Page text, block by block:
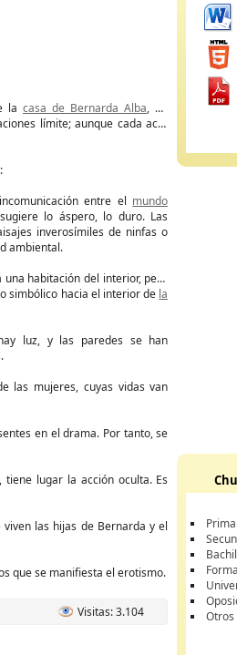
la casa de Bernarda Alba, un
límite; aunque cada acto
entre el mundo
lo áspero, lo duro. Las
inverosímiles de ninfas o
ambiental.
una habitación del interior, pero
simbólico hacia el interior de la
luz, y las paredes se han
las mujeres, cuyas vidas van
en el drama. Por tanto, se
lugar la acción oculta. Es
las hijas de Bernarda y el
que se manifiesta el erotismo.
Visitas: 3.104
Otros